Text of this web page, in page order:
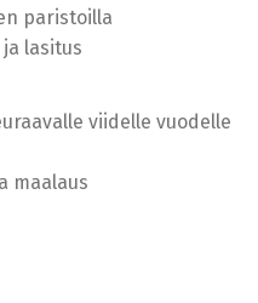
paristoilla
ja lasitus
viidelle vuodelle
maalaus